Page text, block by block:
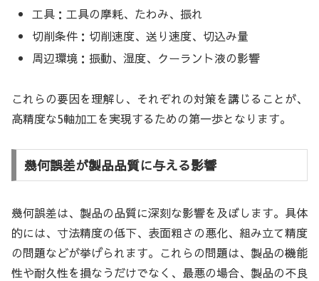
工具：工具の摩耗、たわみ、振れ
切削条件：切削速度、送り速度、切込み量
周辺環境：振動、湿度、クーラント液の影響
これらの要因を理解し、それぞれの対策を講じることが、
高精度な5軸加工を実現するための第一歩となります。
幾何誤差が製品品質に与える影響
幾何誤差は、製品の品質に深刻な影響を及ぼします。具体
的には、寸法精度の低下、表面粗さの悪化、組み立て精度
の問題などが挙げられます。これらの問題は、製品の機能
性や耐久性を損なうだけでなく、最悪の場合、製品の不良